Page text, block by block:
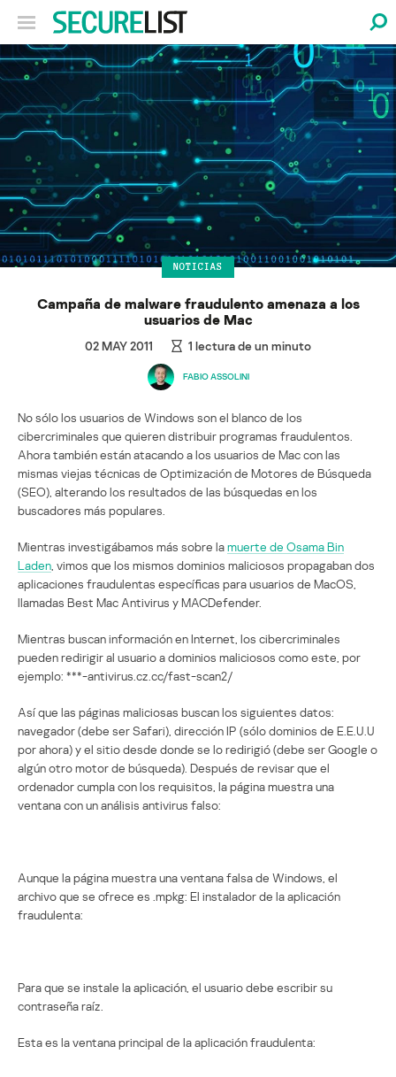
NOTICIAS
Campaña de malware fraudulento amenaza a los
usuarios de Mac
02 MAY 2011 1 lectura de un minuto
FABIO ASSOLINI
No sólo los usuarios de Windows son el blanco de los
cibercriminales que quieren distribuir programas fraudulentos.
Ahora también están atacando a los usuarios de Mac con las
mismas viejas técnicas de Optimización de Motores de Búsqueda
(SEO), alterando los resultados de las búsquedas en los
buscadores más populares.
Mientras investigábamos más sobre lamuerte de Osama Bin
Laden , vimos que los mismos dominios maliciosos propagaban dos
aplicaciones fraudulentas específicas para usuarios de MacOS,
llamadas Best Mac Antivirus y MACDefender.
Mientras buscan información en Internet, los cibercriminales
pueden redirigir al usuario a dominios maliciosos como este, por
ejemplo: ***-antivirus.cz.cc/fast-scan2/
Así que las páginas maliciosas buscan los siguientes datos:
navegador (debe ser Safari), dirección IP (sólo dominios de E.E.U.U
por ahora) y el sitio desde donde se lo redirigió (debe ser Google o
algún otro motor de búsqueda). Después de revisar que el
ordenador cumpla con los requisitos, la página muestra una
ventana con un análisis antivirus falso:
Aunque la página muestra una ventana falsa de Windows, el
archivo que se ofrece es .mpkg: El instalador de la aplicación
fraudulenta:
Para que se instale la aplicación, el usuario debe escribir su
contraseña raíz.
Esta es la ventana principal de la aplicación fraudulenta: